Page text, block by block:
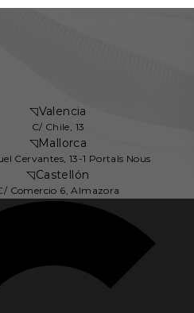
◹Valencia
C/ Chile, 13
◹Mallorca
Cervantes, 13-1 Portals Nous
◹Castellón
Comercio 6, Almazora